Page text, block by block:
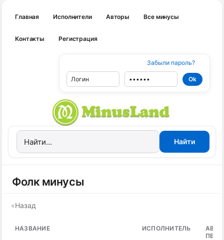
Главная Исполнители Авторы Все минусы
Контакты Регистрация
Забыли пароль?
Фолк минусы
«Назад
НАЗВАНИЕ ИСПОЛНИТЕЛЬ